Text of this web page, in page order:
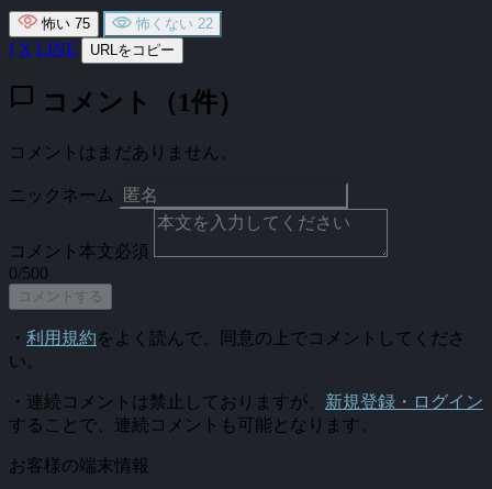
怖い 75 怖くない 22
f X LINE URLをコピー
chat_bubble コメント（1件）
コメントはまだありません。
ニックネーム
コメント本文必須
0/500
コメントする
・ 利用規約をよく読んで、同意の上でコメントしてくださ
い。
・連続コメントは禁止しておりますが、 新規登録・ログイン
することで、連続コメントも可能となります。
お客様の端末情報